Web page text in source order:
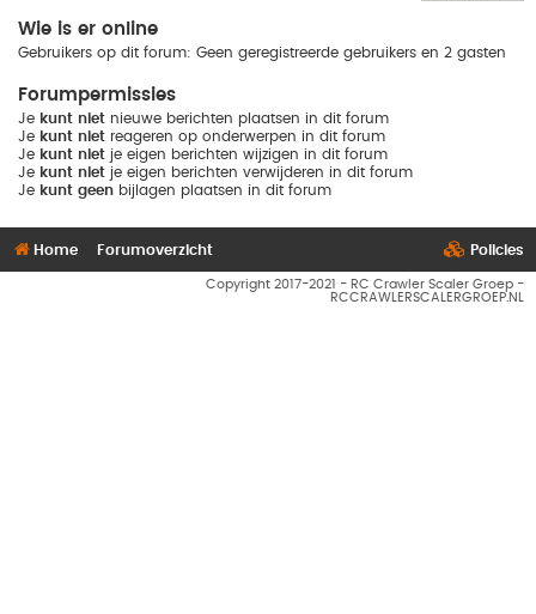
Wie is er online
Gebruikers op dit forum: Geen geregistreerde gebruikers en 2 gasten
Forumpermissies
Je kunt niet nieuwe berichten plaatsen in dit forum
Je kunt niet reageren op onderwerpen in dit forum
Je kunt niet je eigen berichten wijzigen in dit forum
Je kunt niet je eigen berichten verwijderen in dit forum
Je kunt geen bijlagen plaatsen in dit forum
Home Forumoverzicht Policies
Copyright 2017-2021 - RC Crawler Scaler Groep -
RCCRAWLERSCALERGROEP.NL